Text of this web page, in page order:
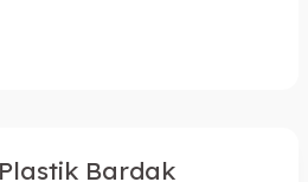
Bardak